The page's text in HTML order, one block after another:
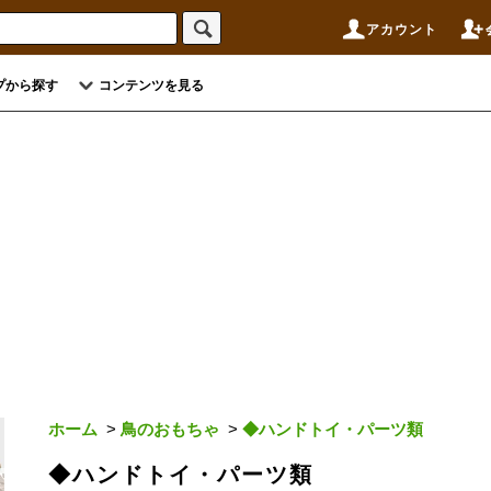
アカウント
から探す コンテンツを見る
ホーム > 鳥のおもちゃ > ◆ハンドトイ・パーツ類
◆ハンドトイ・パーツ類